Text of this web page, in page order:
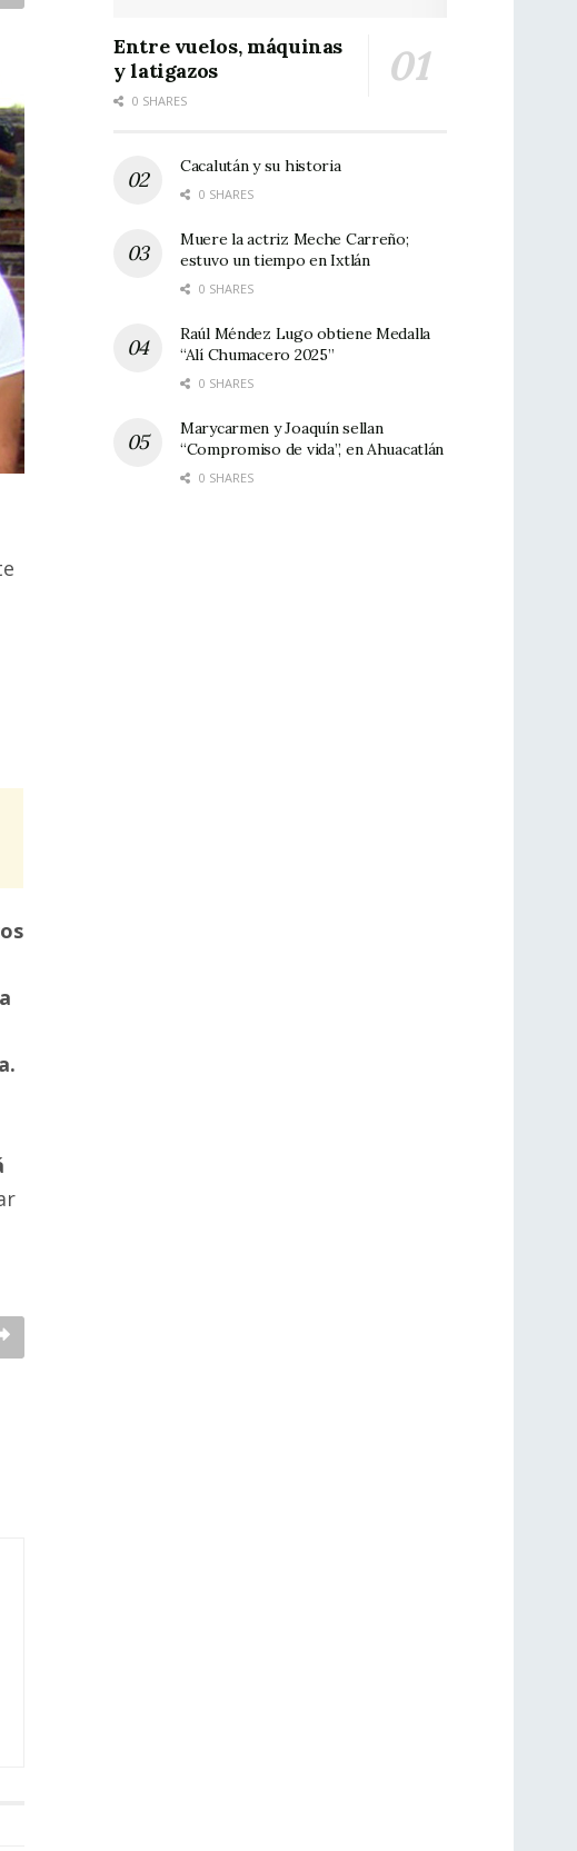
Entre vuelos, máquinas
y latigazos
0 SHARES
Cacalután y su historia
0 SHARES
Muere la actriz Meche Carreño;
estuvo un tiempo en Ixtlán
0 SHARES
Raúl Méndez Lugo obtiene Medalla
“Alí Chumacero 2025”
0 SHARES
Marycarmen y Joaquín sellan
“Compromiso de vida”, en Ahuacatlán
0 SHARES